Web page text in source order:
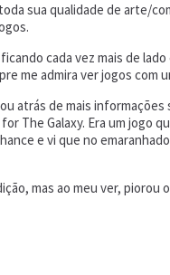
sua qualidade de arte/
cada vez mais de
me admira ver jogos com
atrás de mais informações
The Galaxy. Era um jogo
e vi que no
mas ao meu ver, piorou